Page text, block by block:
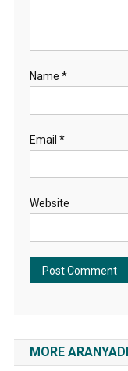
Name *
Email *
Website
MORE